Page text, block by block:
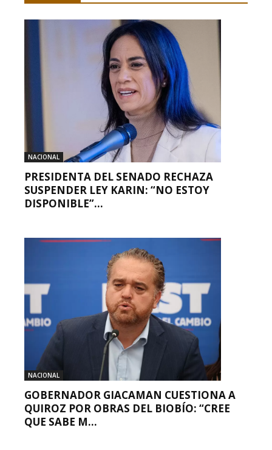
NACIONAL
PRESIDENTA DEL SENADO RECHAZA
SUSPENDER LEY KARIN: “NO ESTOY
DISPONIBLE”...
NACIONAL
GOBERNADOR GIACAMAN CUESTIONA A
QUIROZ POR OBRAS DEL BIOBÍO: “CREE
QUE SABE M...